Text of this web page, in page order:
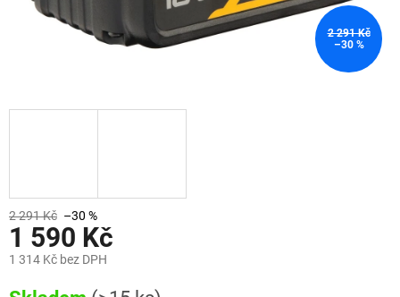
2 291 Kč
–30 %
2 291 Kč –30 %
1 590 Kč
1 314 Kč bez DPH